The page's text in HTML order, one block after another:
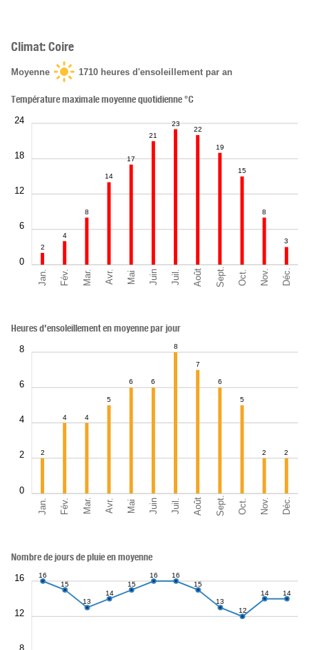
Climat: Coire
Moyenne 1710 heures d'ensoleillement par an
Jan. Fév. Mar. Avr. Mai Juin Juil. Août Sept. Oct. Nov. Déc.
0
6
12
18
24
Température maximale moyenne quotidienne °C
2
4
8
14
17
21
23
22
19
15
8
3
Jan. Fév. Mar. Avr. Mai Juin Juil. Août Sept. Oct. Nov. Déc.
0
2
4
6
8
Heures d'ensoleillement en moyenne par jour
2
4 4
5
6 6
8
7
6
5
2 2
12
16
Nombre de jours de pluie en moyenne
16
15
13
14
15
16
16
15
13
12
14 14